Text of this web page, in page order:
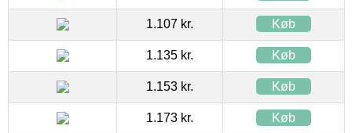
1.107 kr. Køb
1.135 kr. Køb
1.153 kr. Køb
1.173 kr. Køb